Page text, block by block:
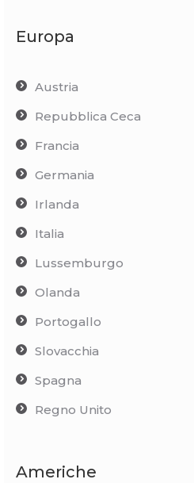
Europa
Austria
Repubblica Ceca
Francia
Germania
Irlanda
Italia
Lussemburgo
Olanda
Portogallo
Slovacchia
Spagna
Regno Unito
Americhe